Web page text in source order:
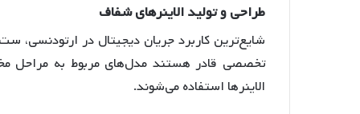
طراحیوتولیدالاینرهایشفاف
شایع‌ترین کاربرد جریان دیجیتال در ارتودنسی،
تخصصی قادر هستند مدل‌های مربوط به مراحل
الاینرها استفاده می‌شوند.